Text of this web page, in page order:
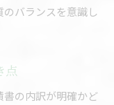
バランスを意識し
点
の内訳が明確かど